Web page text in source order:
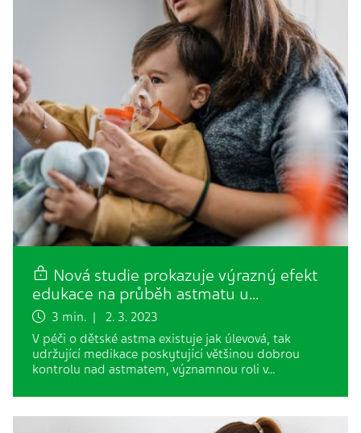
Nová studie prokazuje výrazný efekt
edukace na průběh astmatu u…
3 min. | 2. 3. 2023
V péči o dětské astma existuje jak úlevová, tak
udržující medikace poskytující většinou dobrou
kontrolu nad astmatem, významnou roli v…